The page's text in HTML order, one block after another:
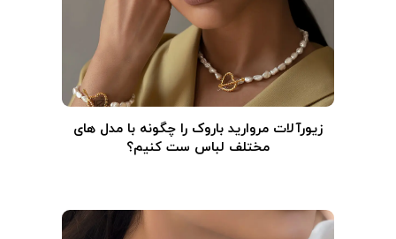
زیورآلات مروارید باروک را چگونه با مدل های
مختلف لباس ست کنیم؟